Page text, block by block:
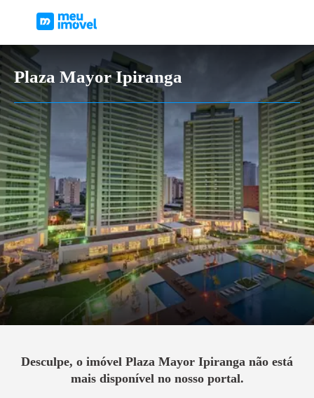
Plaza Mayor Ipiranga
Desculpe, o imóvel Plaza Mayor Ipiranga não está
mais disponível no nosso portal.